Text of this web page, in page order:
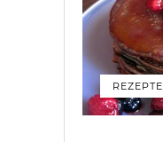
REZEPTE